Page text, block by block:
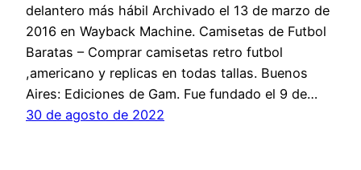
delantero más hábil Archivado el 13 de marzo de
2016 en Wayback Machine. Camisetas de Futbol
Baratas – Comprar camisetas retro futbol
,americano y replicas en todas tallas. Buenos
Aires: Ediciones de Gam. Fue fundado el 9 de…
30 de agosto de 2022